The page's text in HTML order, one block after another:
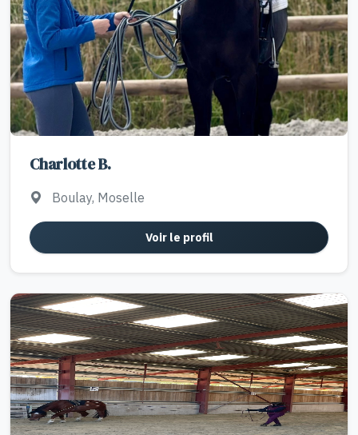
Charlotte B.
Boulay, Moselle
Voir le profil